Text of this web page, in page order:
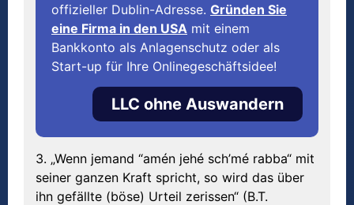
offizieller Dublin-Adresse. Gründen Sie
eine Firma in den USA mit einem
Bankkonto als Anlagenschutz oder als
Start-up für Ihre Onlinegeschäftsidee!
LLC ohne Auswandern
3. „Wenn jemand “amén jehé sch’mé rabba“ mit
seiner ganzen Kraft spricht, so wird das über
ihn gefällte (böse) Urteil zerissen“ (B.T.